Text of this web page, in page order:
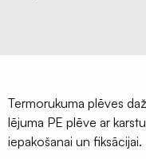
Termorukuma plēves
lējuma PE plēve ar
iepakošanai un fiksācijai.
Insektu
sieti
ALU/HD-